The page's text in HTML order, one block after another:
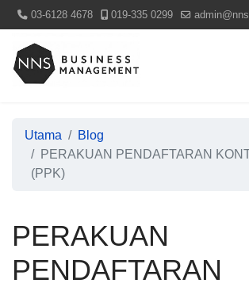
03-6128 4678 019-335 0299
Utama
Blog
PERAKUAN PENDAFTARAN
(PPK)
PERAKUAN
PENDAFTARAN